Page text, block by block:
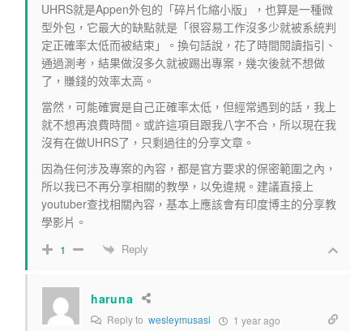
UHRS就是Appen外包的「碎片化縮小版」，也算是一種微
型外包，它最大的缺點就是「很容易工作沒多少就被系統判
定正確率太低而被結束」。換句話說，花了時間閱讀指引、
通過測考，結果做沒多久就被踢出專案，幾次後就不想做
了，賺錢的效率太高。
當然，可能確實是自己正確率太低，但經常遇到的話，我上
就不想再浪費時間。或許這項目跟我八字不合，所以現在我
沒有在做UHRS了，只剩過往的分享文章。
因為任何涉及專案的內容，都是官方要求的保密範圍之內，
所以我已不再分享相關的教學，以免違規。 建議直接上
youtuber查找相關內容，基本上應該會有印度博主的分享教
學影片。
1 Reply
haruna
Reply to wesleymusasi 1 year ago